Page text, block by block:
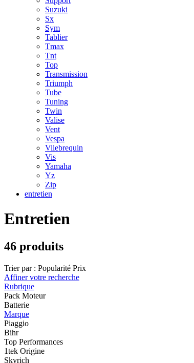
Suzuki
Sx
Sym
Tablier
Tmax
Tnt
Top
Transmission
Triumph
Tube
Tuning
Twin
Valise
Vent
Vespa
Vilebrequin
Vis
Yamaha
Yz
Zip
entretien
Entretien
46 produits
Trier par : Popularité Prix
Affiner votre recherche
Rubrique
Pack Moteur
Batterie
Marque
Piaggio
Bihr
Top Performances
1tek Origine
Skyrich